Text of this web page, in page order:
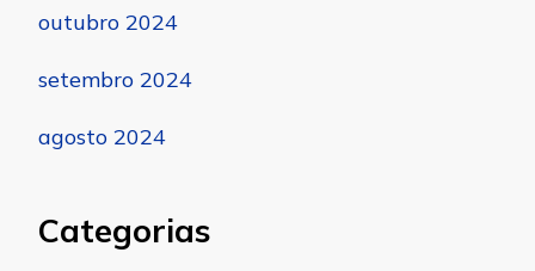
outubro 2024
setembro 2024
agosto 2024
Categorias